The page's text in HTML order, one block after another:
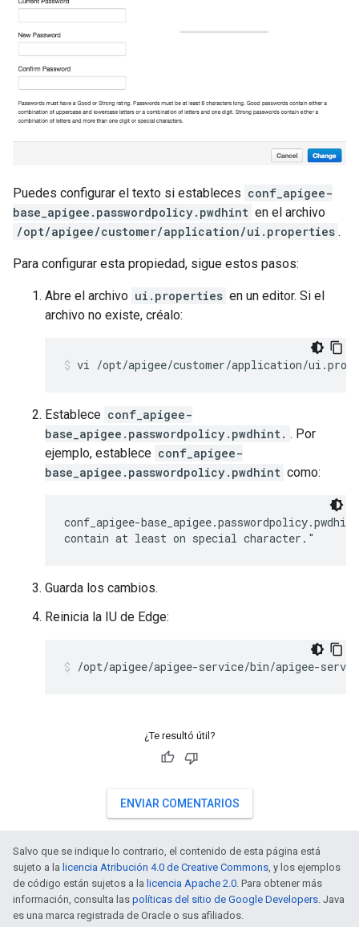
Puedes configurar el texto si estableces conf_apigee-
base_apigee.passwordpolicy.pwdhint en el archivo
/opt/apigee/customer/application/ui.properties .
Para configurar esta propiedad, sigue estos pasos:
Abre el archivo ui.properties en un editor. Si el
archivo no existe, créalo:
vi /opt/apigee/customer/application/
Establece conf_apigee-
base_apigee.passwordpolicy.pwdhint. . Por
ejemplo, establece conf_apigee-
base_apigee.passwordpolicy.pwdhint como:
conf_apigee-
contain at least on special character."
Guarda los cambios.
Reinicia la IU de Edge:
/opt/apigee/apigee-service/bin/apigee-
¿Te resultó útil?
ENVIAR COMENTARIOS
Salvo que se indique lo contrario, el contenido de esta página está
sujeto a la licencia Atribución 4.0 de Creative Commons, y los ejemplos
de código están sujetos a la licencia Apache 2.0. Para obtener más
información, consulta las políticas del sitio de Google Developers. Java
es una marca registrada de Oracle o sus afiliados.